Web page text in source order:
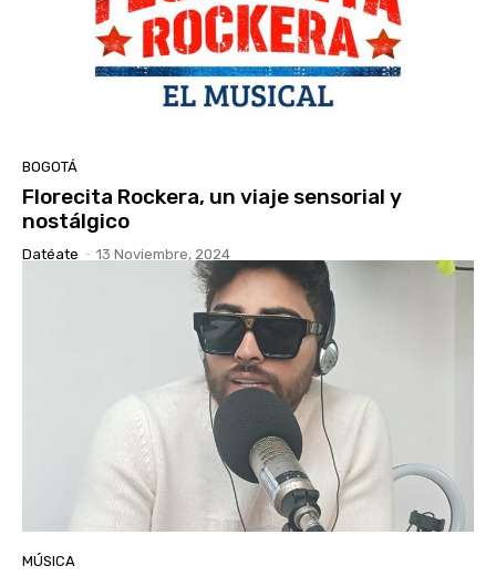
BOGOTÁ
Florecita Rockera, un viaje sensorial y
nostálgico
Datéate - 13 Noviembre, 2024
MÚSICA